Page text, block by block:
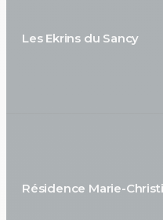
Les Ekrins du Sancy
Résidence Marie-